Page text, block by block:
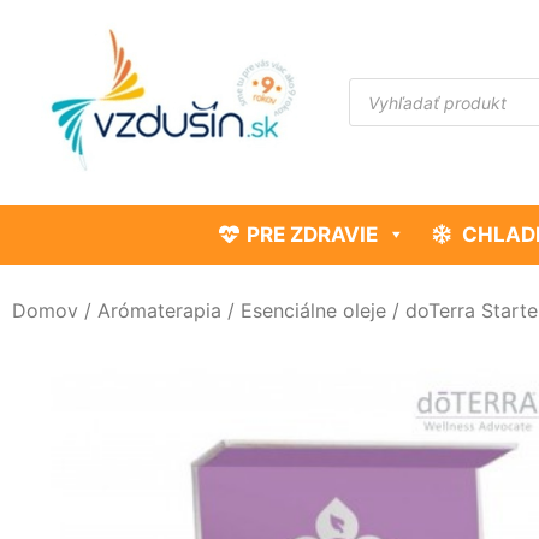
PRE ZDRAVIE
Domov / Arómaterapia / Esenciálne oleje / doTerra